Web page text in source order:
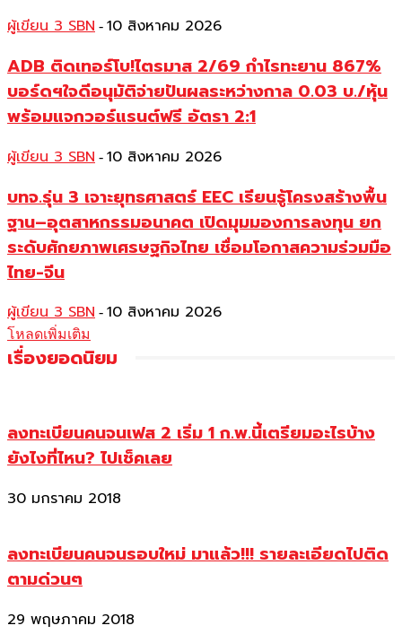
ผู้เขียน 3 SBN - 10 สิงหาคม 2026
ADB ติดเทอร์โบ!ไตรมาส 2/69 กำไรทะยาน 867%
บอร์ดฯใจดีอนุมัติจ่ายปันผลระหว่างกาล 0.03 บ./หุ้น
พร้อมแจกวอร์แรนต์ฟรี อัตรา 2:1
ผู้เขียน 3 SBN - 10 สิงหาคม 2026
บทจ.รุ่น 3 เจาะยุทธศาสตร์ EEC เรียนรู้โครงสร้างพื้น
ฐาน–อุตสาหกรรมอนาคต เปิดมุมมองการลงทุน ยก
ระดับศักยภาพเศรษฐกิจไทย เชื่อมโอกาสความร่วมมือ
ไทย-จีน
ผู้เขียน 3 SBN - 10 สิงหาคม 2026
โหลดเพิ่มเติม
เรื่องยอดนิยม
ลงทะเบียนคนจนเฟส 2 เริ่ม 1 ก.พ.นี้เตรียมอะไรบ้าง
ยังไงที่ไหน? ไปเช็คเลย
30 มกราคม 2018
ลงทะเบียนคนจนรอบใหม่ มาแล้ว!!! รายละเอียดไปติด
ตามด่วนๆ
29 พฤษภาคม 2018